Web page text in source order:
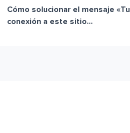
Cómo solucionar el mensaje «Tu
conexión a este sitio...